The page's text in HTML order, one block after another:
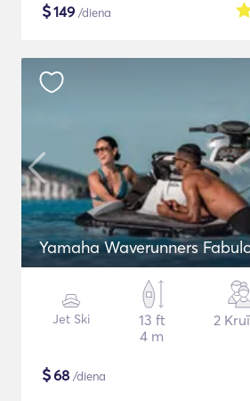
$149 /diena
Yamaha Waverunners
Jet Ski
13 ft
4 m
2
$68 /diena